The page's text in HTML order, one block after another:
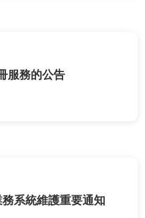
服務的公告
系統維護重要通知